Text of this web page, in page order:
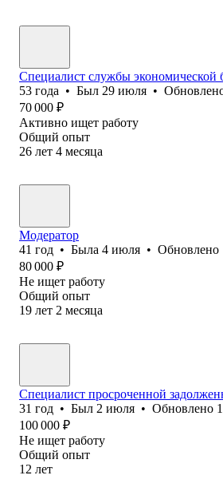
Специалист службы экономической
53 года • Был 29 июля •
70 000 ₽
Активно ищет работу
Общий опыт
26 лет 4 месяца
Модератор
41 год • Была 4 июля • Обновлено
80 000 ₽
Не ищет работу
Общий опыт
19 лет 2 месяца
Специалист просроченной
31 год • Был 2 июля • Обновлено
100 000 ₽
Не ищет работу
Общий опыт
12 лет